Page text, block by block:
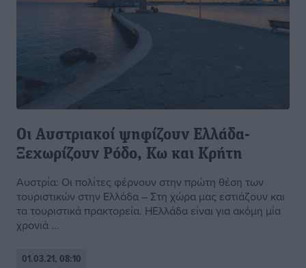
Οι Αυστριακοί ψηφίζουν Ελλάδα-
Ξεχωρίζουν Ρόδο, Κω και Κρήτη
Αυστρία: Οι πολίτες φέρνουν στην πρώτη θέση των
τουριστικών στην Ελλάδα – Στη χώρα μας εστιάζουν και
τα τουριστικά πρακτορεία. ΗΕλλάδα είναι για ακόμη μία
χρονιά ...
01.03.21, 08:10